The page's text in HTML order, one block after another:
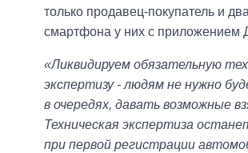
только продавец-покупатель и два
смартфона у них с приложением
«Ликвидируем обязательную
экспертизу - людям не нужно
в очередях, давать возможные
Техническая экспертиза
при первой регистрации